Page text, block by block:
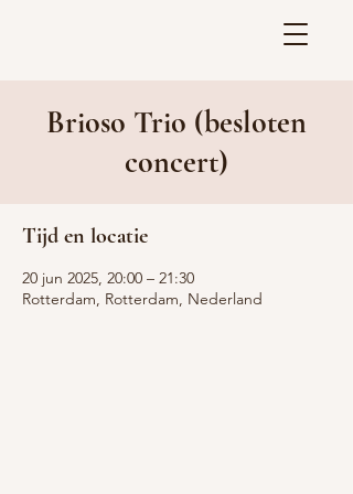
Brioso Trio (besloten
concert)
Tijd en locatie
20 jun 2025, 20:00 – 21:30
Rotterdam, Rotterdam, Nederland